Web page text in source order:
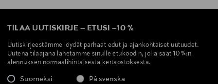
TILAA UUTISKIRJE – ETUSI –10 %
Uutiskirjeestämme löydät parhaat edut ja ajankohtaiset uutuudet.
Uutena tilaajana lähetämme sinulle etukoodin, jolla saat 10 %:n
alennuksen normaalihintaisesta kertaostoksesta.
Suomeksi På svenska